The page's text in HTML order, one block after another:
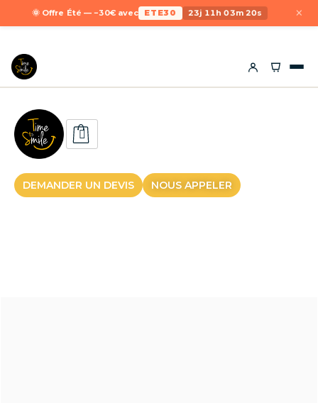
🌞 Offre Été — −30€ avec ETE30 23j 11h 03m 20s ×
DEMANDER UN DEVIS NOUS APPELER